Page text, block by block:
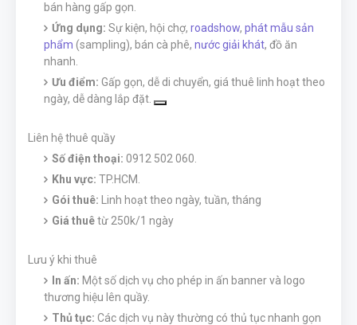
bán hàng gấp gọn.
Ứng dụng: Sự kiện, hội chợ, roadshow, phát mẫu sản
phẩm (sampling), bán cà phê, nước giải khát, đồ ăn
nhanh.
Ưu điểm: Gấp gọn, dễ di chuyển, giá thuê linh hoạt theo
ngày, dễ dàng lắp đặt.
Liên hệ thuê quầy
Số điện thoại: 0912 502 060.
Khu vực: TP.HCM.
Gói thuê: Linh hoạt theo ngày, tuần, tháng
Giá thuêtừ 250k/1 ngày
Lưu ý khi thuê
In ấn: Một số dịch vụ cho phép in ấn banner và logo
thương hiệu lên quầy.
Thủ tục: Các dịch vụ này thường có thủ tục nhanh gọn